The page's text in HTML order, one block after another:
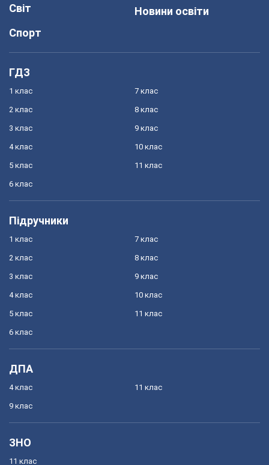
Світ
Спорт
Новини освіти
ГДЗ
1 клас
2 клас
3 клас
4 клас
5 клас
6 клас
7 клас
8 клас
9 клас
10 клас
11 клас
Підручники
1 клас
2 клас
3 клас
4 клас
5 клас
6 клас
7 клас
8 клас
9 клас
10 клас
11 клас
ДПА
4 клас
9 клас
11 клас
ЗНО
11 клас